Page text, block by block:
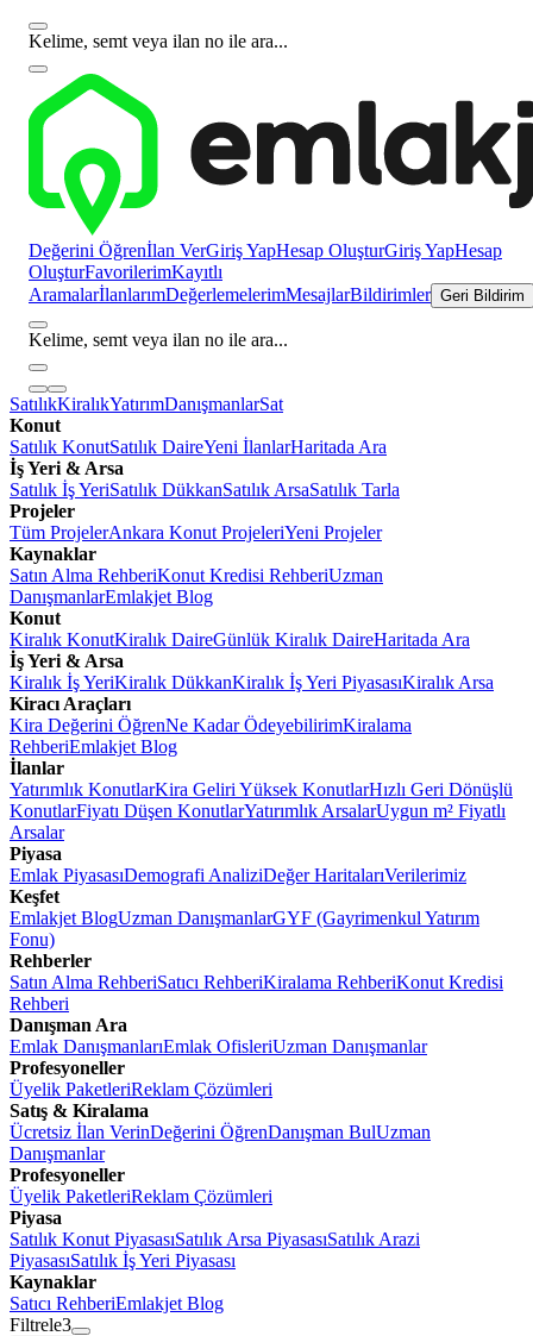
Kelime, semt veya ilan no ile ara...
Değerini Öğrenİlan VerGiriş YapHesap OluşturGiriş YapHesap
OluşturFavorilerimKayıtlı
AramalarİlanlarımDeğerlemelerimMesajlarBildirimler Geri Bildirim
Kelime, semt veya ilan no ile ara...
SatılıkKiralıkYatırımDanışmanlarSat
Konut
Satılık KonutSatılık DaireYeni İlanlarHaritada Ara
İş Yeri & Arsa
Satılık İş YeriSatılık DükkanSatılık ArsaSatılık Tarla
Projeler
Tüm ProjelerAnkara Konut ProjeleriYeni Projeler
Kaynaklar
Satın Alma RehberiKonut Kredisi RehberiUzman
DanışmanlarEmlakjet Blog
Konut
Kiralık KonutKiralık DaireGünlük Kiralık DaireHaritada Ara
İş Yeri & Arsa
Kiralık İş YeriKiralık DükkanKiralık İş Yeri PiyasasıKiralık Arsa
Kiracı Araçları
Kira Değerini ÖğrenNe Kadar ÖdeyebilirimKiralama
RehberiEmlakjet Blog
İlanlar
Yatırımlık KonutlarKira Geliri Yüksek KonutlarHızlı Geri Dönüşlü
KonutlarFiyatı Düşen KonutlarYatırımlık ArsalarUygun m² Fiyatlı
Arsalar
Piyasa
Emlak PiyasasıDemografi AnaliziDeğer HaritalarıVerilerimiz
Keşfet
Emlakjet BlogUzman DanışmanlarGYF (Gayrimenkul Yatırım
Fonu)
Rehberler
Satın Alma RehberiSatıcı RehberiKiralama RehberiKonut Kredisi
Rehberi
Danışman Ara
Emlak DanışmanlarıEmlak OfisleriUzman Danışmanlar
Profesyoneller
Üyelik PaketleriReklam Çözümleri
Satış & Kiralama
Ücretsiz İlan VerinDeğerini ÖğrenDanışman BulUzman
Danışmanlar
Profesyoneller
Üyelik PaketleriReklam Çözümleri
Piyasa
Satılık Konut PiyasasıSatılık Arsa PiyasasıSatılık Arazi
PiyasasıSatılık İş Yeri Piyasası
Kaynaklar
Satıcı RehberiEmlakjet Blog
Filtrele3